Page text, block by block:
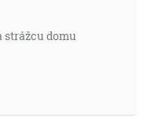
strážcu domu